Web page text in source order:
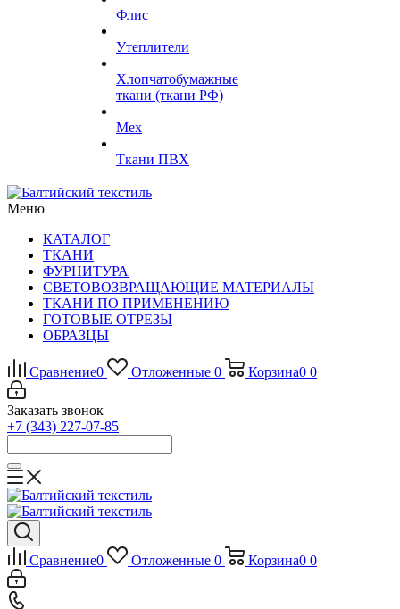
Флис
Утеплители
Хлопчатобумажные
ткани (ткани РФ)
Мех
Ткани ПВХ
Меню
КАТАЛОГ
ТКАНИ
ФУРНИТУРА
СВЕТОВОЗВРАЩАЮЩИЕ МАТЕРИАЛЫ
ТКАНИ ПО ПРИМЕНЕНИЮ
ГОТОВЫЕ ОТРЕЗЫ
ОБРАЗЦЫ
Сравнение0 Отложенные 0 Корзина0 0
Заказать звонок
+7 (343) 227-07-85
Сравнение0 Отложенные 0 Корзина0 0